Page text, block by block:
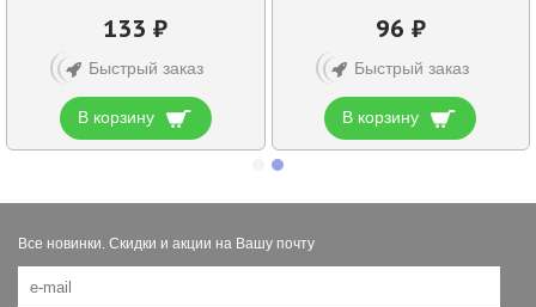
133 ₽
Быстрый заказ
В корзину
96 ₽
Быстрый заказ
В корзину
Все новинки. Скидки и акции на Вашу почту